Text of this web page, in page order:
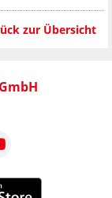
zur Übersicht